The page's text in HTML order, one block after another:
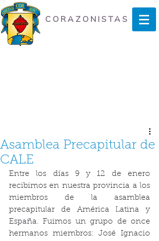
CORAZONISTAS
Asamblea Precapitular de
CALE
Entre los días 9 y 12 de enero
recibimos en nuestra provincia a los
miembros de la asamblea
precapitular de América Latina y
España. Fuimos un grupo de once
hermanos miembros: José Ignacio